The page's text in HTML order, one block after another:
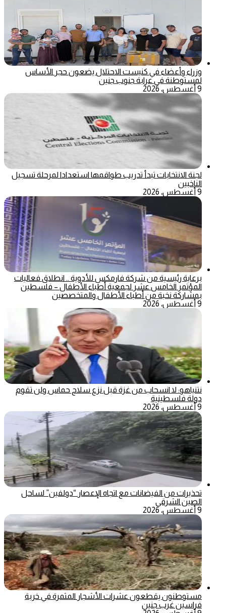
وزراء وأعضاء في كنيست الاحتلال يضعون حجر الأساس
لمستوطنة في عرابة جنوب جنين
9 أغسطس، 2026
لجنة الانتخابات تبدأ تدريب طواقمها استعدادا لمرحلة تسجيل
الناخبين
9 أغسطس، 2026
برعاية رئيسية من شركة فارمكس للأدوية .. انطلاق فعاليات
المؤتمر الخامس عشر لجمعية أطباء الأطفال – فلسطين
بمشاركة نخبة من أطباء الأطفال والمتخصصين
9 أغسطس، 2026
نتنياهو: لا انسحاب من غزة قبل نزع سلاح حماس ولن تقوم
دولة فلسطينية
9 أغسطس، 2026
تحذيرات من الفيضانات مع اتجاه الإعصار “دولفين” لساحل
الصين الشرقي
9 أغسطس، 2026
مستوطنون يقطعون عشرات الأشجار المثمرة في خربة
فراسين غرب جنين